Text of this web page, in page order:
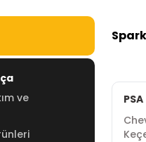
ve
PSA